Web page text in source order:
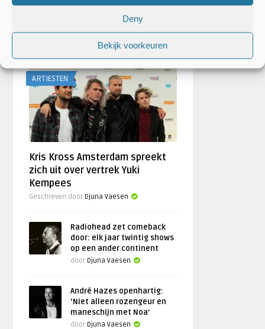
Deny
Bekijk voorkeuren
ARTIESTEN
Kris Kross Amsterdam spreekt
zich uit over vertrek Yuki
Kempees
Geschreven door Djuna Vaesen
Radiohead zet comeback
door: elk jaar twintig shows
op een ander continent
door Djuna Vaesen
André Hazes openhartig:
‘Niet alleen rozengeur en
maneschijn met Noa’
door Djuna Vaesen